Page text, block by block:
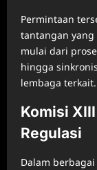
Permintaan
tantangan
mulai dari
hingga
lembaga terkait.
Komisi
Regulasi
Dalam